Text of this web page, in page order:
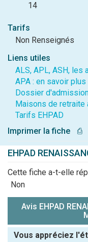
14
Tarifs
Non Renseignés
Liens utiles
ALS, APL, ASH, les
APA : en savoir plus
Dossier
Maisons de
Tarifs EHPAD
Imprimer la fiche
⎙
EHPAD
Cette fiche a-t-elle
Non
Avis EHPAD
Vous appréciez